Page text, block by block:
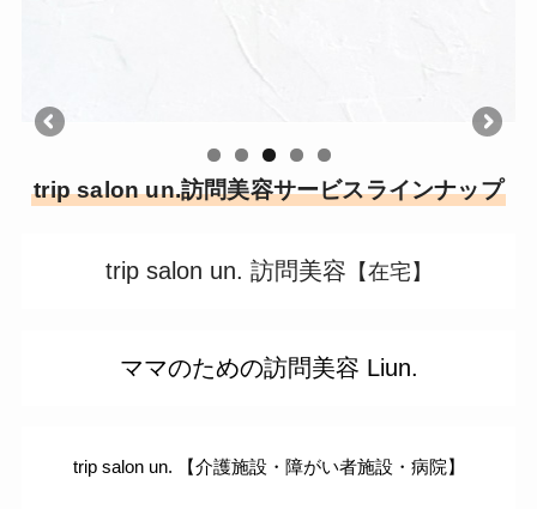
trip salon un.訪問美容サービスラインナップ
trip salon un. 訪問美容 【在宅】
ママのための訪問美容 Liun.
trip salon un. 【介護施設・障がい者施設・病院】